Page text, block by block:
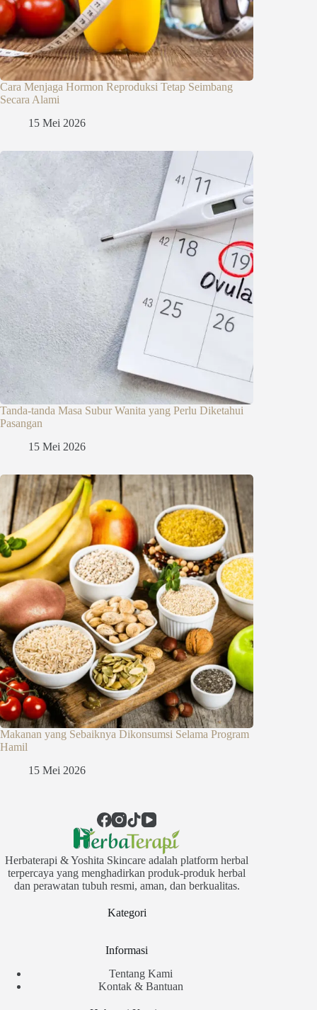
Cara Menjaga Hormon Reproduksi Tetap Seimbang
Secara Alami
15 Mei 2026
Tanda-tanda Masa Subur Wanita yang Perlu Diketahui
Pasangan
15 Mei 2026
Makanan yang Sebaiknya Dikonsumsi Selama Program
Hamil
15 Mei 2026
Herbaterapi & Yoshita Skincare adalah platform herbal
terpercaya yang menghadirkan produk-produk herbal
dan perawatan tubuh resmi, aman, dan berkualitas.
Kategori
Informasi
Tentang Kami
Kontak & Bantuan